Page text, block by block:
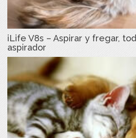
iLife V8s – Aspirar y fregar,
aspirador